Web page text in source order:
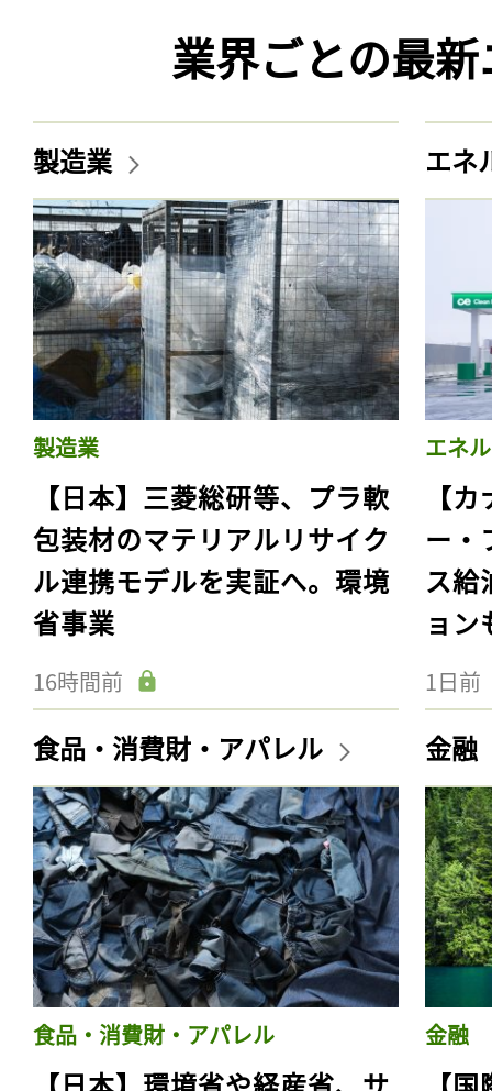
業界ごとの最
製造業
製造業
【日本】三菱総研等、プラ軟
包装材のマテリアルリサイク
ル連携モデルを実証へ。環境
省事業
16時間前
エネ
エネ
【
ー・
ス給
ョン
1日前
食品・消費財・アパレル
食品・消費財・アパレル
金融
金融